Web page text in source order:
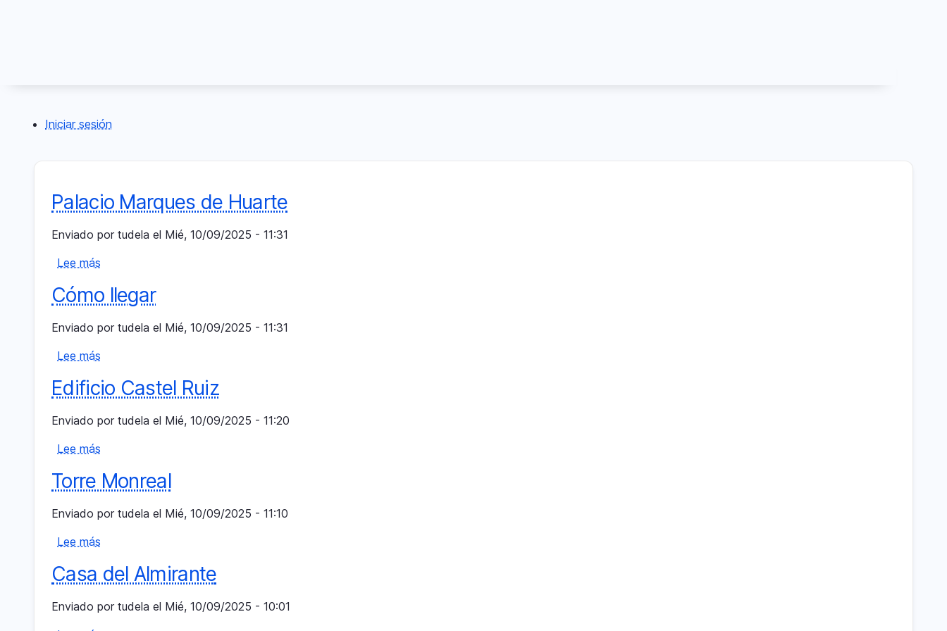
Menú
compte
d'usuari
Iniciar sesión
Palacio Marques de Huarte
Enviado por tudela el Mié, 10/09/2025 - 11:31
Lee más
Marques
Huarte
Cómo llegar
Enviado por tudela el Mié, 10/09/2025 - 11:31
Lee más
llegar
Edificio Castel Ruiz
Enviado por tudela el Mié, 10/09/2025 - 11:20
Lee más
Castel
Torre Monreal
Enviado por tudela el Mié, 10/09/2025 - 11:10
Lee más
Monreal
Casa del Almirante
Enviado por tudela el Mié, 10/09/2025 - 10:01